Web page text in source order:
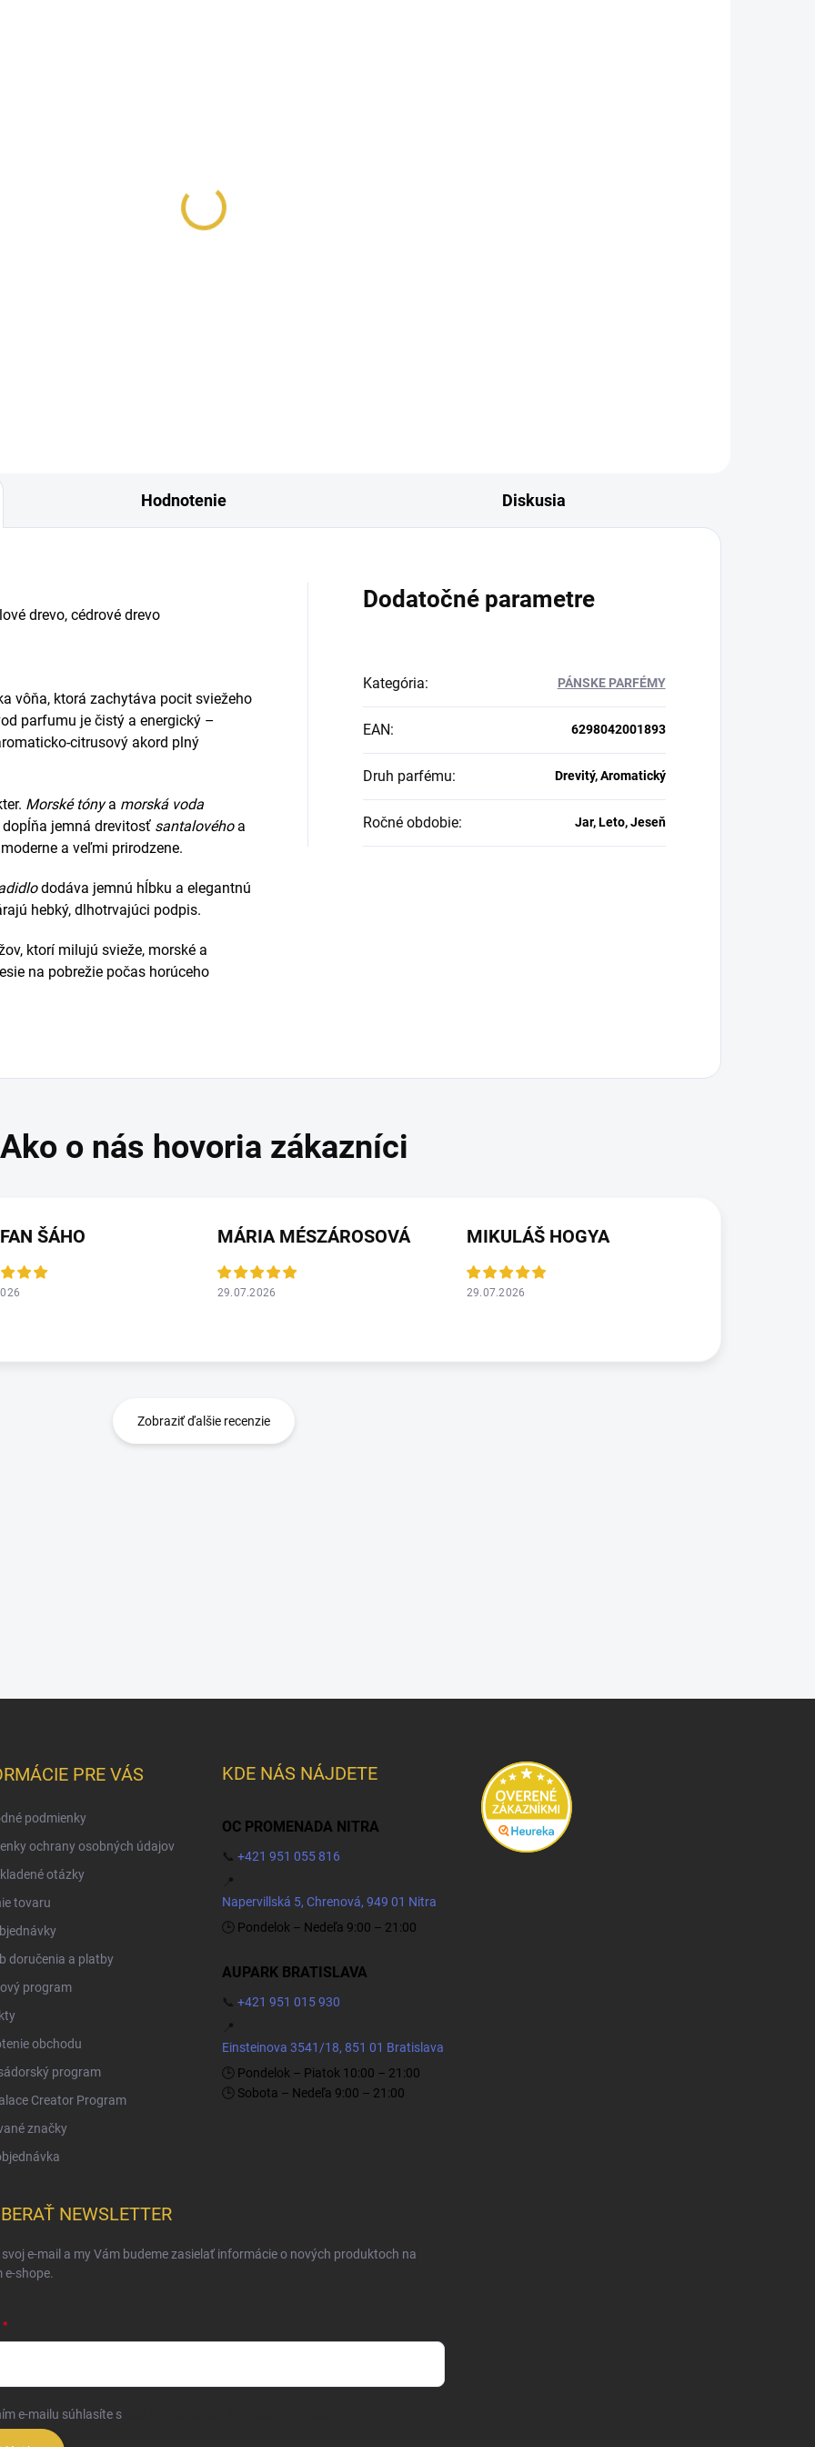
Hodnotenie Diskusia
drevo, cédrové drevo
vôňa, ktorá zachytáva pocit sviežeho
parfumu je čistý a energický –
citrusový akord plný
Morské tónya morská voda
dopĺňa jemná drevitosť santalovéhoa
a veľmi prirodzene.
dodáva jemnú hĺbku a elegantnú
hebký, dlhotrvajúci podpis.
ktorí milujú svieže, morské a
na pobrežie počas horúceho
Dodatočné parametre
Kategória: PÁNSKE PARFÉMY
EAN: 6298042001893
Druh parfému: Drevitý, Aromatický
Ročné obdobie: Jar, Leto, Jeseň
ŠÁHO MÁRIA MÉSZÁROSOVÁ
29.07.2026
MIKULÁŠ HOGYA
29.07.2026
Zobraziť ďalšie recenzie
PRE VÁS
podmienky
ochrany osobných údajov
otázky
tovaru
doručenia a platby
program
obchodu
program
Creator Program
značky
KDE NÁS NÁJDETE
OC PROMENADA NITRA
📞 +421 951 055 816
📍
Napervillská 5, Chrenová, 949 01 Nitra
🕒 Pondelok – Nedeľa 9:00 – 21:00
AUPARK BRATISLAVA
📞 +421 951 015 930
📍
Einsteinova 3541/18, 851 01 Bratislava
🕒 Pondelok – Piatok 10:00 – 21:00
🕒 Sobota – Nedeľa 9:00 – 21:00
NEWSLETTER
e-mail a my Vám budeme zasielať informácie o nových produktoch na
e-shope.
e-mailu súhlasíte s